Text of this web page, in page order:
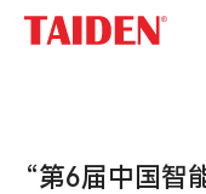
“第6届中国智